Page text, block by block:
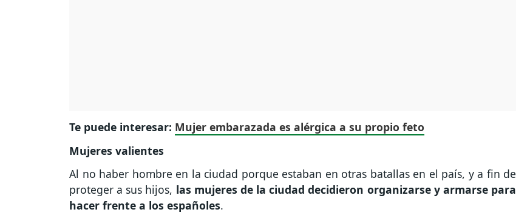
Te puede interesar: Mujer embarazada es alérgica a su propio feto
Mujeres valientes
Al no haber hombre en la ciudad porque estaban en otras batallas en el país, y a fin de
proteger a sus hijos, las mujeres de la ciudad decidieron organizarse y armarse para
hacer frente a los españoles.